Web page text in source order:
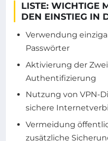
LISTE: WICHTIGE
EN EINSTIEG IN
Verwendung
Passwörter
Aktivierung der
Authentifizierung
Nutzung von VPN-
sichere
Vermeidung
zusätzliche